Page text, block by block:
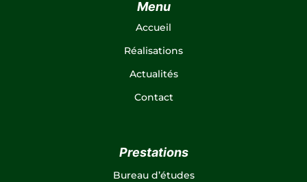
Menu
Accueil
Réalisations
Actualités
Contact
Prestations
Bureau d’études